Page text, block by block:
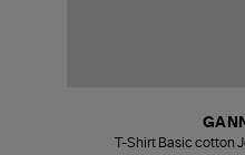
T-Shirt Basic cotton